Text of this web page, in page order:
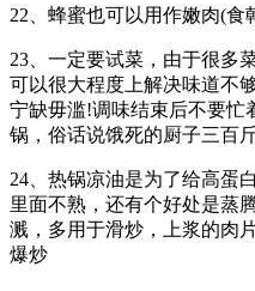
22、蜂蜜也可以用作嫩肉(食
23、一定要试菜，由于很多
可以很大程度上解决味道不
宁缺毋滥!调味结束后不要忙
锅，俗话说饿死的厨子三百
24、热锅凉油是为了给高蛋
里面不熟，还有个好处是蒸
溅，多用于滑炒，上浆的肉
爆炒